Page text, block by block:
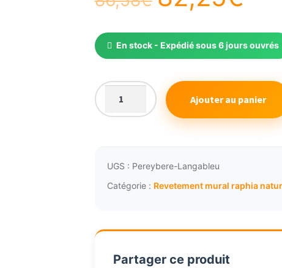
prix
initial
était :
86,58€.
En stock - Expédié sous 6 jours ouvrés
quantité
de
rêvetement
mural
5m
Ajouter au panier
UGS : Pereybere-Langableu
Catégorie : Revetement mural raphia
Partager ce produit